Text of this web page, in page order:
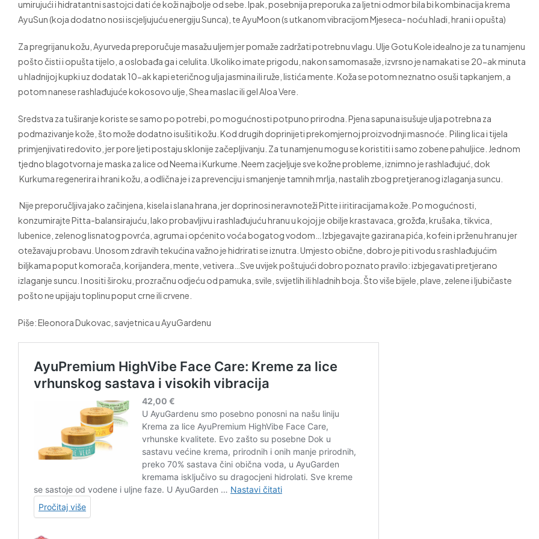
umirujući i hidratantni sastojci dati će koži najbolje od sebe. Ipak, posebnija preporuka za ljetni odmor bila bi kombinacija krema
AyuSun (koja dodatno nosi iscjeljujuću energiju Sunca), te AyuMoon (s utkanom vibracijom Mjeseca- noću hladi, hrani i opušta)
Za pregrijanu kožu, Ayurveda preporučuje masažu uljem jer pomaže zadržati potrebnu vlagu. Ulje Gotu Kole idealno je za tu namjenu
pošto čisti i opušta tijelo, a oslobađa ga i celulita. Ukoliko imate prigodu, nakon samomasaže, izvrsno je namakati se 20-ak minuta
u hladnijoj kupki uz dodatak 10-ak kapi eteričnog ulja jasmina ili ruže, listića mente. Koža se potom neznatno osuši tapkanjem, a
potom nanese rashlađujuće kokosovo ulje, Shea maslac ili gel Aloa Vere.
Sredstva za tuširanje koriste se samo po potrebi, po mogućnosti potpuno prirodna. Pjena sapuna isušuje ulja potrebna za
podmazivanje kože, što može dodatno isušiti kožu. Kod drugih doprinijeti prekomjernoj proizvodnji masnoće. Piling lica i tijela
primjenjivati redovito, jer pore ljeti postaju sklonije začepljivanju. Za tu namjenu mogu se koristiti i samo zobene pahuljice. Jednom
tjedno blagotvorna je maska za lice od Neema i Kurkume. Neem zacjeljuje sve kožne probleme, iznimno je rashlađujuć, dok
Kurkuma regenerira i hrani kožu, a odlična je i za prevenciju i smanjenje tamnih mrlja, nastalih zbog pretjeranog izlaganja suncu.
Nije preporučljiva jako začinjena, kisela i slana hrana, jer doprinosi neravnoteži Pitte i iritiracijama kože. Po mogućnosti,
konzumirajte Pitta-balansirajuću, lako probavljivu i rashlađujuću hranu u kojoj je obilje krastavaca, grožđa, krušaka, tikvica,
lubenice, zelenog lisnatog povrća, agruma i općenito voća bogatog vodom… Izbjegavajte gazirana pića, kofein i prženu hranu jer
otežavaju probavu. Unosom zdravih tekućina važno je hidrirati se iznutra. Umjesto obične, dobro je piti vodu s rashlađujućim
biljkama poput komorača, korijandera, mente, vetivera…Sve uvijek poštujući dobro poznato pravilo: izbjegavati pretjerano
izlaganje suncu. I nositi široku, prozračnu odjeću od pamuka, svile, svijetlih ili hladnih boja. Što više bijele, plave, zelene i ljubičaste
pošto ne upijaju toplinu poput crne ili crvene.
Piše: Eleonora Dukovac, savjetnica u AyuGardenu